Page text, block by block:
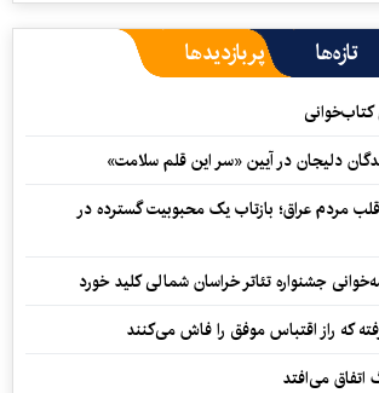
تازه‌ها پربازدیدها
کتاب‌خوانی
قلب مردم عراق؛ بازتاب یک محبوبیت گسترده در
جشنواره تئاتر خراسان شمالی کلید خورد
که راز اقتباس موفق را فاش می‌کنند
می‌افتد